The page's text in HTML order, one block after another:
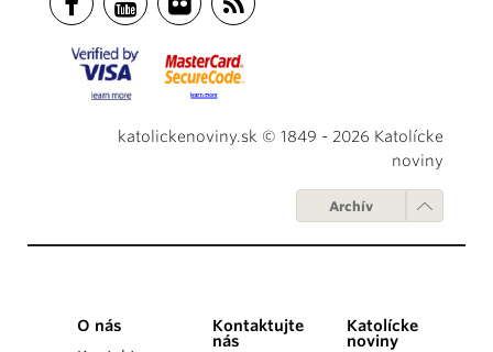
katolickenoviny.sk © 1849 - 2026 Katolícke
noviny
Archív
O nás
Kontaktujte
nás
Katolícke
noviny